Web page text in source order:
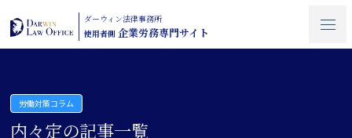
ダーウィン法律事務所
使用者側 企業労務専門サイト
労働対策コラム
内々定の記事一覧